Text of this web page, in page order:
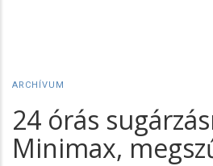
ARCHÍVUM
24 órás
Minimax,